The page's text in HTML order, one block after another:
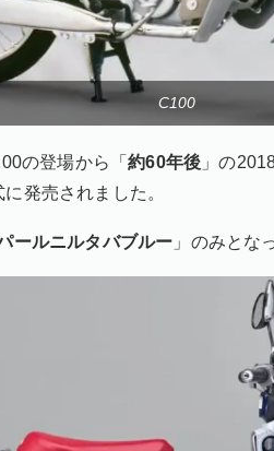
C100
の登場から「約60年後 」の
に発売されました。
ールニルタバブルー 」のみとな